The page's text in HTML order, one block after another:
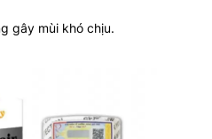
gây mùi khó chịu.